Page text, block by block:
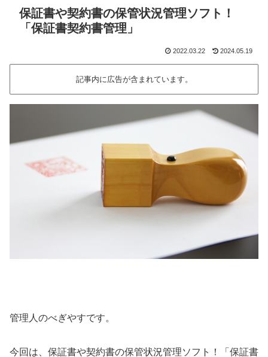
保証書や契約書の保管状況管理ソフト！
「保証書契約書管理」
2022.03.22 2024.05.19
記事内に広告が含まれています。
管理人のべぎやすです。
今回は、保証書や契約書の保管状況管理ソフト！「保証書